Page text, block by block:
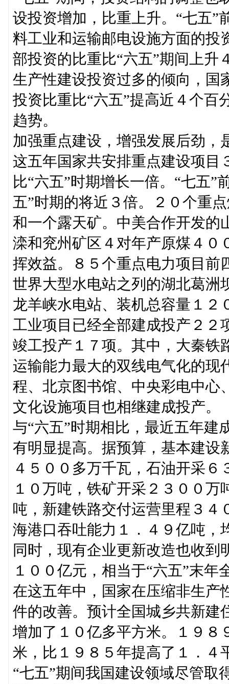
设投资增加，比重上升。“七五”
料工业和运输邮电设施方面的投
部投资的比重比“六五”期间上升
生产性建设投资过多的倾向，国
投资比重比“六五”提高近４个百
趋势。
加强重点建设，增强发展后劲，
这五年国家共安排重点建设项目
比“六五”时期增长一倍。“七五”
五”时期的将近３倍。２０个重
和一个露天矿。中美合作开发的
滦和兖州矿区４对年产原煤４０
挥效益。８５个重点电力项目前
世界大型水电站之列的湖北葛洲
龙羊峡水电站、装机总容量１２
工业项目已经全部建成投产２２
竣工投产１７项。其中，大秦铁
运输能力最大的双线电气化的现
程、北京图书馆、中央彩电中心
文化设施项目也相继建成投产。
与“六五”时期相比，最近五年建
有明显提高。据预算，基本建设
４５００多万千瓦，石油开采
１０万吨，铁矿开采２３００
吨，新建铁路交付运营里程３４
海港口吞吐能力１．４９亿吨，
同时，现有企业更新改造也收
１００亿元，相当于“六五”末
在这五年中，国家在压缩非生产
件的改善。预计全国城乡共新建
增加了１０亿多平方米。１９８
米，比１９８５年提高了１．４
“七五”期间我国建设领域尽管取